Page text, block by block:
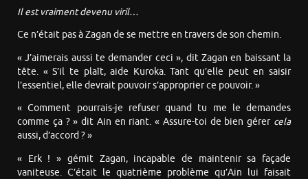
Il est vraiment devenu viril…
Ce n’était pas à Zagan de se mettre en travers de son chemin.
« J’aimerais aussi te demander ceci », dit Zagan en baissant la
tête. « S’il te plaît, aide Kuroka. Tant qu’elle peut en saisir
l’essentiel, elle devrait pouvoir s’approprier ce pouvoir. »
« Comment pourrais-je refuser quand tu me le demandes
comme ça ? » dit Ain en riant. « Assure-toi de bien gérer cela
aussi, d’accord ? »
« Erk ! » gémit Zagan, incapable de maintenir sa façade
vaniteuse. C’était le quatrième problème qu’Ain lui faisait